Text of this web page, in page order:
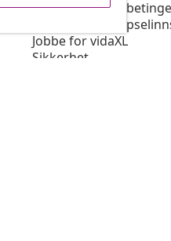
Prioriterte
Jobbe for vidaXL
Sikkerhet